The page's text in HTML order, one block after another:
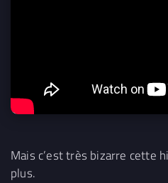
Mais c’est très bizarre cette
plus.